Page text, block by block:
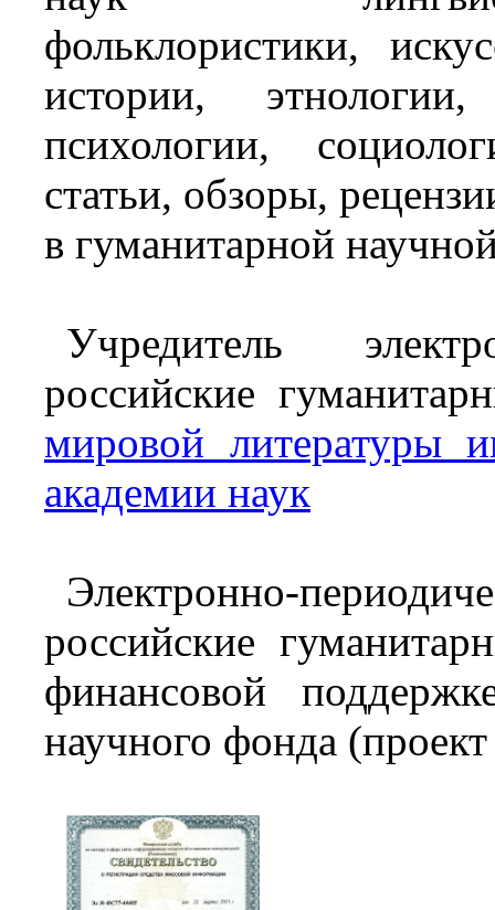
фольклористики,
истории,
психологии,
статьи, обзоры,
в гуманитарной
Учредитель
российские
мировой литературы
академии наук
Электронно-
российские
финансовой
научного фонда